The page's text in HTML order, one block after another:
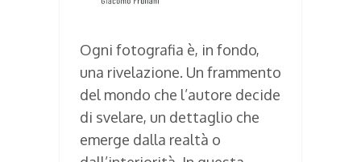
Ogni fotografia è, in fondo,
una rivelazione. Un frammento
del mondo che l’autore decide
di svelare, un dettaglio che
emerge dalla realtà o